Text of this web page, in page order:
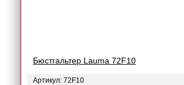
Бюстгальтер Lauma 72F10
Артикул: 72F10